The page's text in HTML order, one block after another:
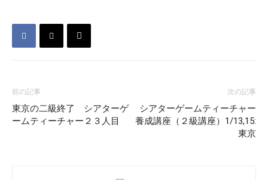
前の記事
東京の二級終了 シアターゲ
ームティーチャー２３人目
次の記事
シアターゲームティーチャー
養成講座（２級講座）1/13,15:
東京